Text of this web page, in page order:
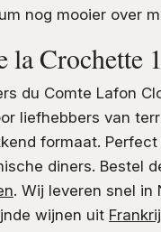
nog mooier over
la Crochette
du Comte Lafon
liefhebbers van
formaat.
diners. Bestel
. Wij leveren snel in
wijnen uit